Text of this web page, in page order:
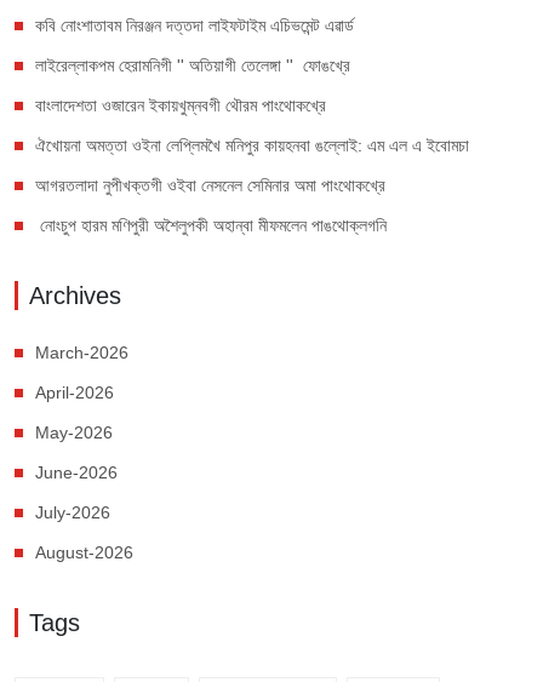
কবি নোংশাতাবম নিরঞ্জন দত্তদা লাইফটাইম এচিভমেন্ট এৱার্ড
লাইরেল্লাকপম হেরামনিগী '' অতিয়াগী তেলেঙ্গা '' ফোঙখ্রে
বাংলাদেশতা ওজারেন ইকায়খুম্নবগী থৌরম পাংথোকখ্রে
ঐখোয়না অমত্তা ওইনা লেপ্লিমখৈ মনিপুর কায়হনবা ঙল্লোই: এম এল এ ইবোমচা
আগরতলাদা নুপীখক্তগী ওইবা নেসনেল সেমিনার অমা পাংথোকখ্রে
নোংচুপ হারম মণিপুরী অশৈলুপকী অহান্বা মীফমলেন পাঙথোক্লগনি
Archives
March-2026
April-2026
May-2026
June-2026
July-2026
August-2026
Tags